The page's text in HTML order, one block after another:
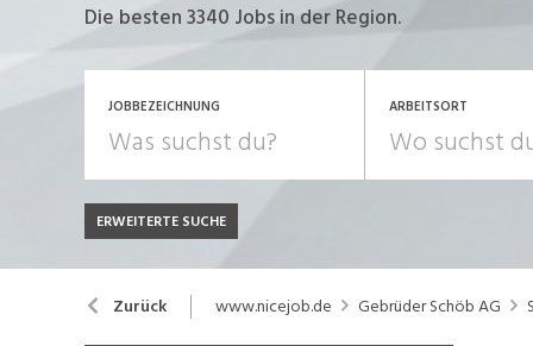
Die besten 3340 Jobs in der Region.
JOBBEZEICHNUNG ARBEITSORT
JOB-TYP
Festanstellung
Bank, Versicherung
Chemie, Pharma, Biotechnologie
ERWEITERTE SUCHE
Zurück www.nicejob.de Gebrüder Schöb AG